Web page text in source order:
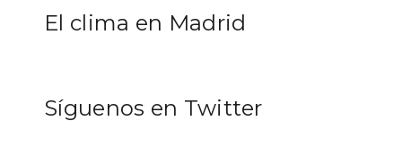
El clima en Madrid
Síguenos en Twitter